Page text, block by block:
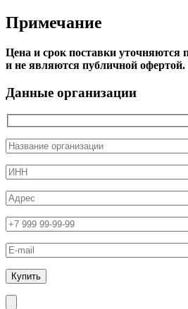
Примечание
Цена и срок поставки уточняются
и не являются публичной офертой.
Данные организации